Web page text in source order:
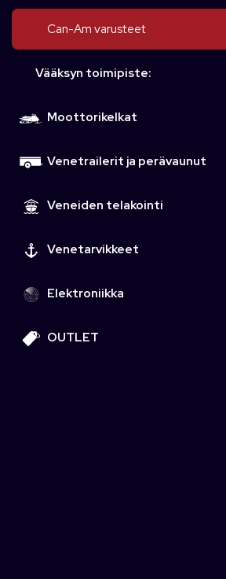
Can-Am varusteet
Vääksyn toimipiste:
Moottorikelkat
Venetrailerit ja perävaunut
Veneiden telakointi
Venetarvikkeet
Elektroniikka
OUTLET